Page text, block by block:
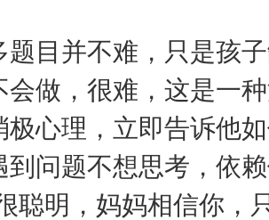
并不难，只是孩子
会做，很难，这是一
极心理，立即告诉他
到问题不想思考，依
聪明，妈妈相信你，